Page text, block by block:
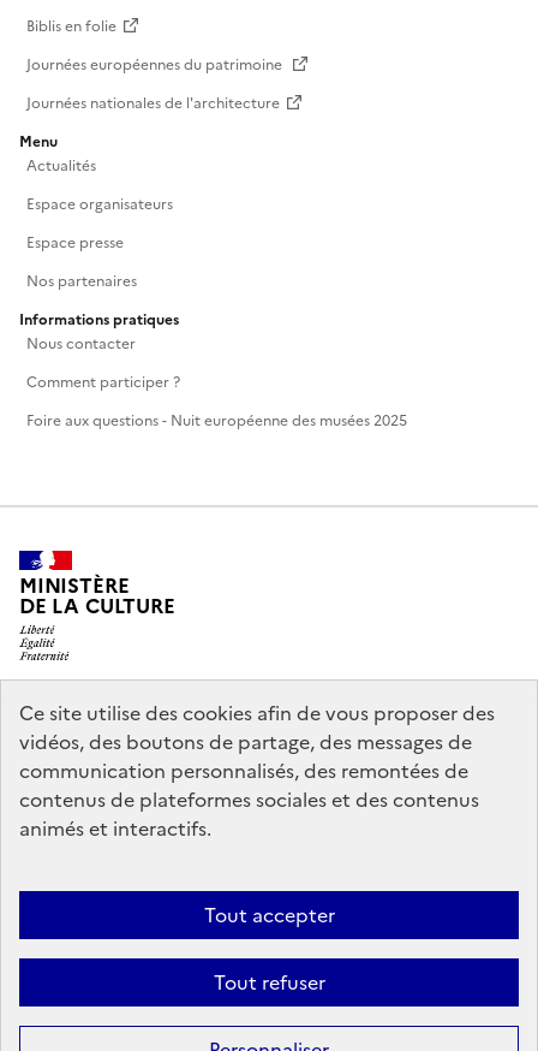
Ce site utilise des cookies afin de vous proposer des
vidéos, des boutons de partage, des messages de
communication personnalisés, des remontées de
contenus de plateformes sociales et des contenus
animés et interactifs.
Tout accepter
Tout refuser
Biblis en folie
Journées européennes du patrimoine
Journées nationales de l'architecture
Menu
Actualités
Espace organisateurs
Espace presse
Nos partenaires
Informations pratiques
Nous contacter
Comment participer ?
Foire aux questions - Nuit européenne des musées 2025
MINISTÈRE
DE LA CULTURE
legifrance.gouv.fr
info.gouv.fr
service-public.gouv.fr
data.gouv.fr
Crédits Accessibilité : partiellement conforme
Mentions légales
Politique d’utilisation des témoins de connexion (cookies)
générale de protection des données